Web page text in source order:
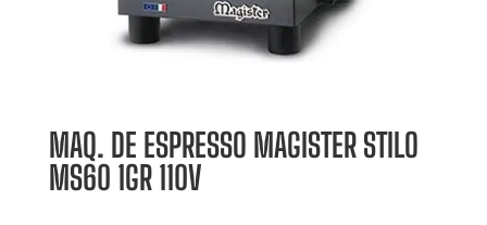
MAQ. DE ESPRESSO MAGISTER STILO
MS60 1GR 110V